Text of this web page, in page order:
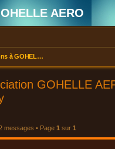
AERO
Adhésions à GOHELLE AERO. site d'Hersin-Coupigny ou d'Hervelinghen
GOHELLE
messages • Page 1 sur 1